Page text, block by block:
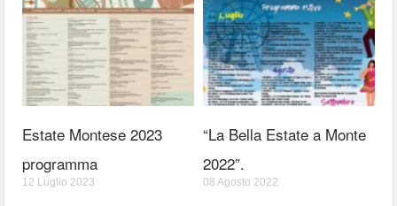
Estate Montese 2023
programma
12 Luglio 2023
“La Bella Estate a Monte
2022”.
08 Agosto 2022